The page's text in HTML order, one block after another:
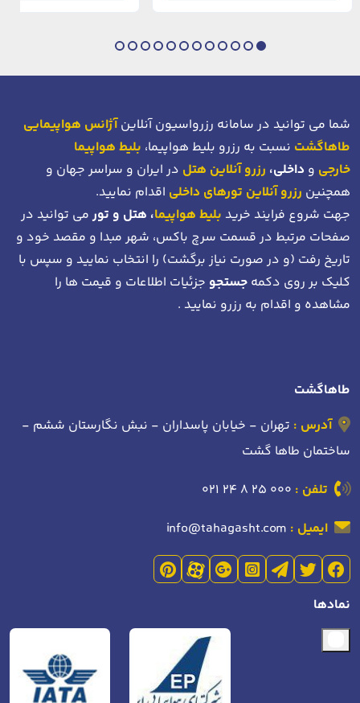
شما می توانید در سامانه رزرواسیون آنلاینآژانس هواپیمایی
طاهاگشت نسبت به رزرو بلیط هواپیما، بلیط هواپیما
خارجی و داخلی، رزرو آنلاین هتل در ایران و سراسر جهان و
همچنین رزرو آنلاین تورهای داخلی اقدام نمایید.
جهت شروع فرایند خرید بلیط هواپیما، هتل و تورمی توانید در
صفحات مرتبط در قسمت سرچ باکس، شهر مبدا و مقصد خود و
تاریخ رفت (و در صورت نیاز برگشت) را انتخاب نمایید و سپس با
کلیک بر روی دکمه جستجو جزئیات اطلاعات و قیمت ها را
مشاهده و اقدام به رزرو نمایید .
طاهاگشت
آدرس : تهران - خیابان پاسداران - نبش نگارستان ششم -
ساختمان طاها گشت
تلفن : 021 24 8 25 000
ایمیل : info@tahagasht.com
نمادها